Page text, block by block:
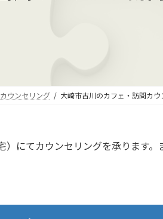
ウンセリング 大崎市古川のカフェ・訪問カウ
）にてカウンセリングを承ります